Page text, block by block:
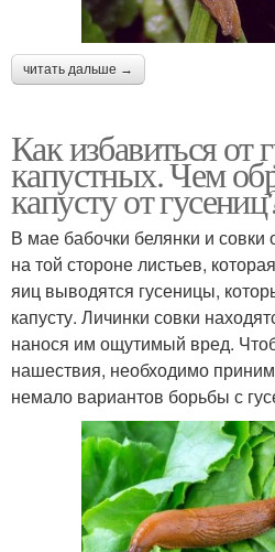
читать дальше →
Как избавиться от
капустных. Чем
капусту от
В мае бабочки белянки и
на той стороне листьев,
яиц выводятся гусеницы,
капусту. Личинки совки
нанося им ощутимый вред.
нашествия, необходимо
немало вариантов борьбы с